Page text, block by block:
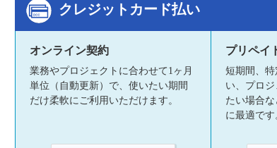
クレジットカード払い
オンライン契約 プリペイ
業務やプロジェクトに合わせて1ヶ月
単位（自動更新）で、使いたい期間
だけ柔軟にご利用いただけます。
短期間、
い、プロ
たい場合
に最適です